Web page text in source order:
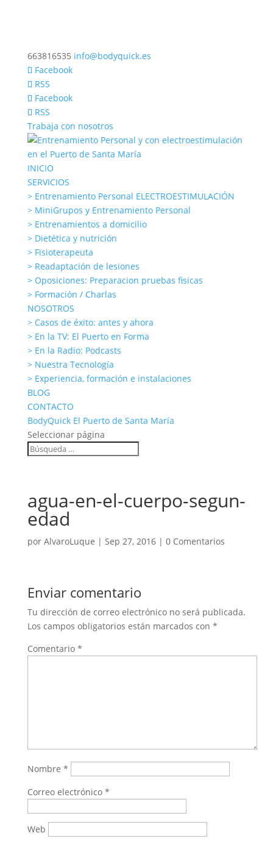
663816535 info@bodyquick.es
Facebook
RSS
Facebook
RSS
Trabaja con nosotros
INICIO
SERVICIOS
> Entrenamiento Personal ELECTROESTIMULACIÓN
> MiniGrupos y Entrenamiento Personal
> Entrenamientos a domicilio
> Dietética y nutrición
> Fisioterapeuta
> Readaptación de lesiones
> Oposiciones: Preparacion pruebas fisicas
> Formación / Charlas
NOSOTROS
> Casos de éxito: antes y ahora
> En la TV: El Puerto en Forma
> En la Radio: Podcasts
> Nuestra Tecnología
> Experiencia, formación e instalaciones
BLOG
CONTACTO
BodyQuick El Puerto de Santa María
Seleccionar página
agua-en-el-cuerpo-segun-
edad
por AlvaroLuque | Sep 27, 2016| 0 Comentarios
Enviar comentario
Tu dirección de correo electrónico no será publicada.
Los campos obligatorios están marcados con *
Comentario *
Nombre *
Correo electrónico *
Web